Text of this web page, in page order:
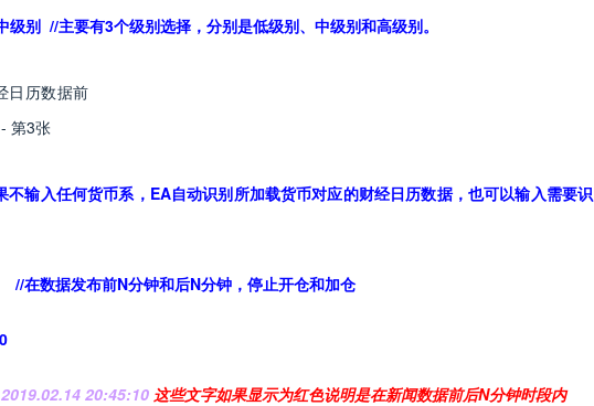
别 //主要有3个级别选择，分别是低级别、中级别和高级别。
任何货币系，EA自动识别所加载货币对应的财经日历数据，也可以输入需要识
在数据发布前N分钟和后N分钟，停止开仓和加仓
20:45:10 这些文字如果显示为红色说明是在新闻数据前后N分钟时段内